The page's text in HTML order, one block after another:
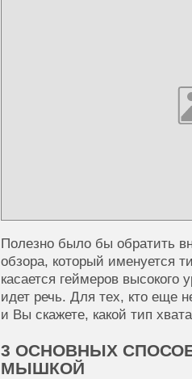
Полезно было бы обратить
обзора, который именуется
касается геймеров высокого
идет речь. Для тех, кто еще
и Вы скажете, какой тип
3 ОСНОВНЫХ
МЫШКОЙ